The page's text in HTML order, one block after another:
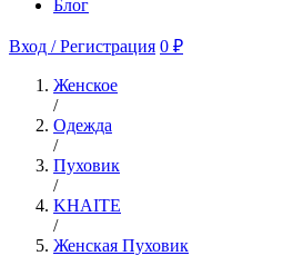
Блог
Вход / Регистрация 0 ₽
Женское
/
Одежда
/
Пуховик
/
KHAITE
/
Женская Пуховик